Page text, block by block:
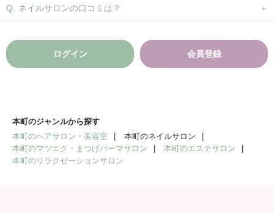
ネイルサロンの口コミは？
ログイン 会員登録
本町のジャンルから探す
本町のヘアサロン・美容室
本町のネイルサロン
本町のマツエク・まつげパーマサロン
本町のエステサロン
本町のリラクゼーションサロン